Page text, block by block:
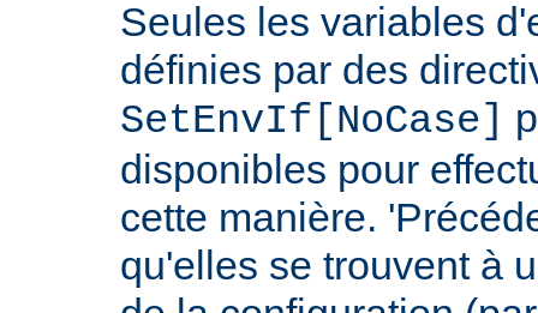
Seules les variables
définies par des
SetEnvIf[NoCase]
disponibles pour
cette manière.
qu'elles se trouvent à